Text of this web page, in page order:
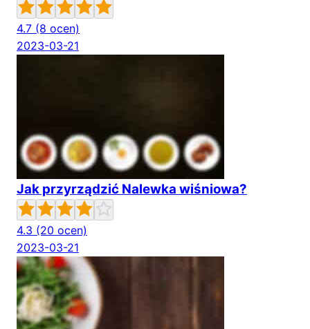
4.7 (8 ocen)
2023-03-21
Jak przyrządzić Nalewka wiśniowa?
4.3 (20 ocen)
2023-03-21